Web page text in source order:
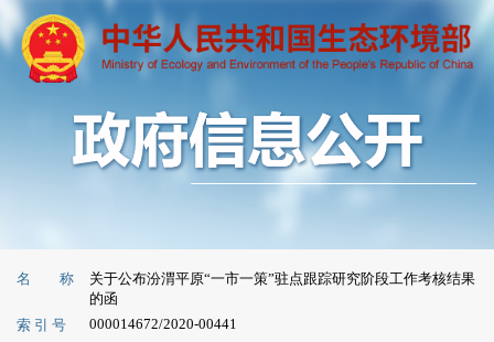
名 称
关于公布汾渭平原“一市一策”驻点跟踪研究阶段工作考核结果
的函
索 引 号
000014672/2020-00441